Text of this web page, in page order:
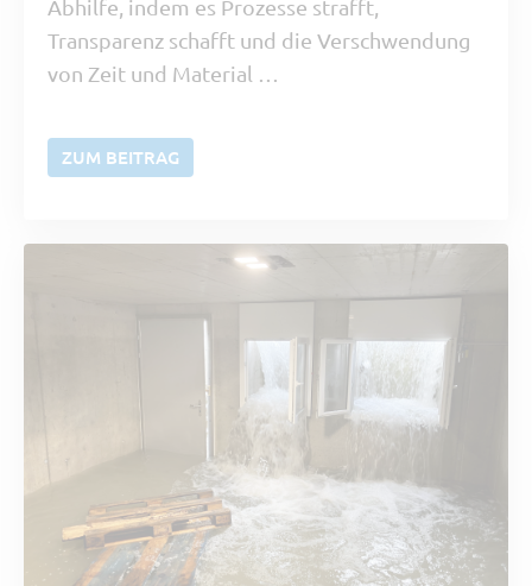
Abhilfe, indem es Prozesse strafft,
Transparenz schafft und die Verschwendung
von Zeit und Material …
ZUM BEITRAG